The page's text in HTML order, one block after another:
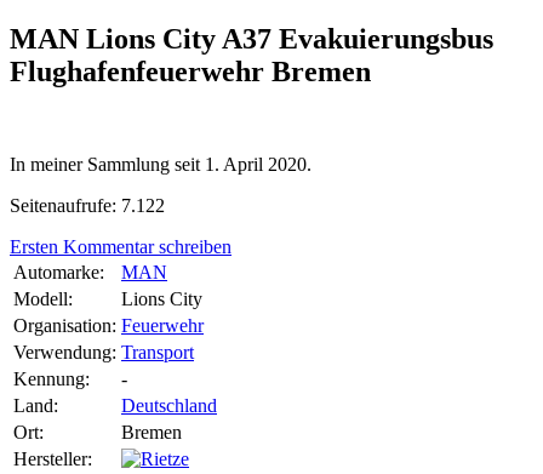
MAN Lions City A37 Evakuierungsbus
Flughafenfeuerwehr Bremen
In meiner Sammlung seit 1. April 2020.
Seitenaufrufe: 7.122
Ersten Kommentar schreiben
Automarke:
MAN
Modell:
Lions City
Organisation: Feuerwehr
Verwendung: Transport
Kennung:
-
Land:
Deutschland
Ort:
Bremen
Hersteller: